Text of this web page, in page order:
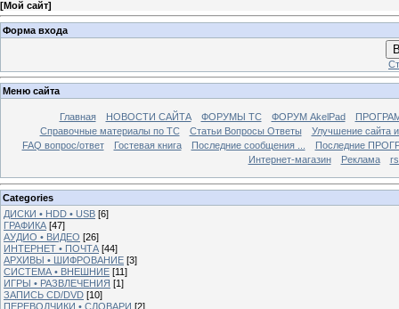
[Мой сайт]
Форма входа
Меню сайта
Главная НОВОСТИ САЙТА ФОРУМЫ TC ФОРУМ AkelPad
Справочные материалы по TС
Статьи Вопросы Ответы
Улучшение сайта
FAQ вопрос/ответ
Гостевая книга Последние сообщения ...
Последние
Интернет-магазин
Реклама
Categories
ДИСКИ • HDD • USB [6]
ГРАФИКА [47]
АУДИО • ВИДЕО [26]
ИНТЕРНЕТ • ПОЧТА [44]
АРХИВЫ • ШИФРОВАНИЕ [3]
СИСТЕМА • ВНЕШНИЕ [11]
ИГРЫ • РАЗВЛЕЧЕНИЯ [1]
ЗАПИСЬ CD/DVD [10]
ПЕРЕВОДЧИКИ • СЛОВАРИ [2]